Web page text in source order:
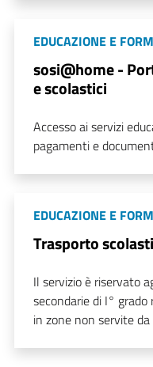
EDUCAZIONE E
sosi@home -
e scolastici
Accesso ai servizi
pagamenti e
EDUCAZIONE E
Trasporto
Il servizio è riservato
secondarie di I°
in zone non servite